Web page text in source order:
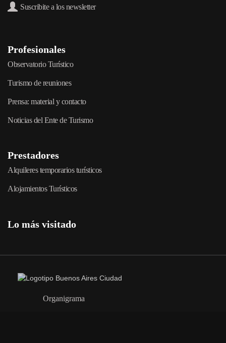
Suscribite a los newsletter
Profesionales
Observatorio Turístico
Turismo de reuniones
Prensa: material y contacto
Noticias del Ente de Turismo
Prestadores
Alquileres temporarios turísticos
Alojamientos Turísticos
Lo más visitado
Organigrama